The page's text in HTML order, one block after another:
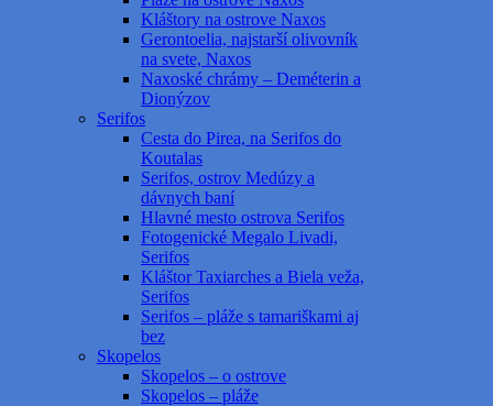
Kláštory na ostrove Naxos
Gerontoelia, najstarší olivovník
na svete, Naxos
Naxoské chrámy – Deméterin a
Dionýzov
Serifos
Cesta do Pirea, na Serifos do
Koutalas
Serifos, ostrov Medúzy a
dávnych baní
Hlavné mesto ostrova Serifos
Fotogenické Megalo Livadi,
Serifos
Kláštor Taxiarches a Biela veža,
Serifos
Serifos – pláže s tamariškami aj
bez
Skopelos
Skopelos – o ostrove
Skopelos – pláže